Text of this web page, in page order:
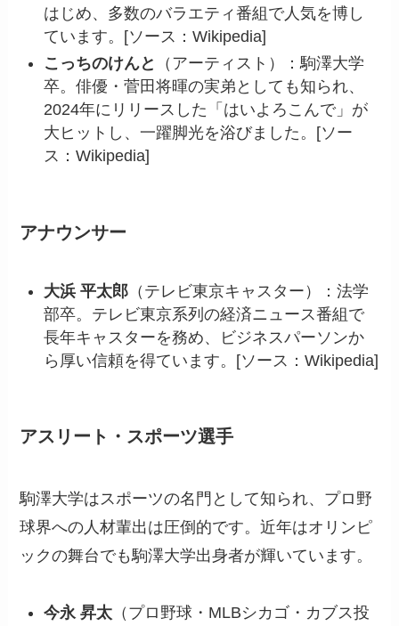
はじめ、多数のバラエティ番組で人気を博し
ています。[ソース：Wikipedia]
こっちのけんと
（アーティスト）：駒澤大学
卒。俳優・菅田将暉の実弟としても知られ、
2024年にリリースした「はいよろこんで」が
大ヒットし、一躍脚光を浴びました。[ソー
ス：Wikipedia]
アナウンサー
大浜 平太郎 （テレビ東京キャスター）：法学
部卒。テレビ東京系列の経済ニュース番組で
長年キャスターを務め、ビジネスパーソンか
ら厚い信頼を得ています。[ソース：Wikipedia]
アスリート・スポーツ選手
駒澤大学はスポーツの名門として知られ、プロ野
球界への人材輩出は圧倒的です。近年はオリンピ
ックの舞台でも駒澤大学出身者が輝いています。
今永 昇太 （プロ野球・MLBシカゴ・カブス投